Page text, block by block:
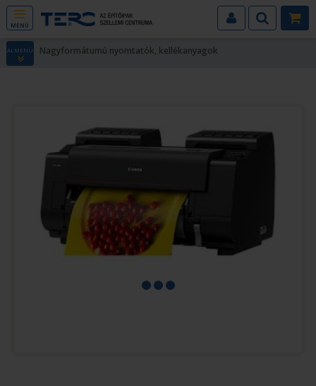
MENÜ
ALMENÜ Nagyformátumú nyomtatók, kellékanyagok